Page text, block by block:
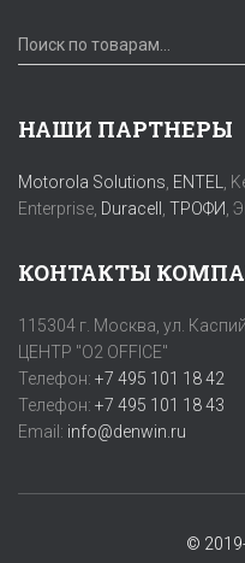
И
с
т
:
Поиск по товарам…
НАШИ ПАРТНЕРЫ
Motorola Solutions, ENTEL,
Enterprise, Duracell , ТРОФИ,
КОНТАКТЫ
115304 г. Москва, ул.
ЦЕНТР "O2 OFFICE"
Телефон: +7 495 101 18 42
Телефон: +7 495 101 18 43
Email: info@denwin.ru
©